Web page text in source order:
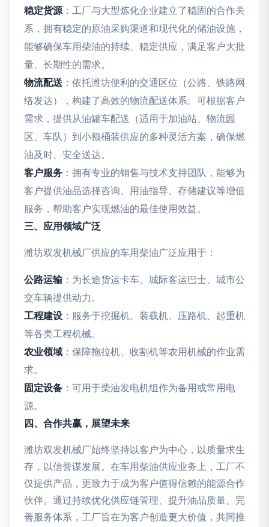
稳定货源：工厂与大型炼化企业建立了稳固的合作关
系，拥有稳定的原油采购渠道和现代化的储油设施，
能够确保车用柴油的持续、稳定供应，满足客户大批
量、长期性的需求。
物流配送 ：依托潍坊便利的交通区位（公路、铁路网
络发达），构建了高效的物流配送体系。可根据客户
需求，提供从油罐车配送（适用于加油站、物流园
区、车队）到小额桶装供应的多种灵活方案，确保燃
油及时、安全送达。
客户服务 ：拥有专业的销售与技术支持团队，能够为
客户提供油品选择咨询、用油指导、存储建议等增值
服务，帮助客户实现燃油的最佳使用效益。
三、应用领域广泛
潍坊双发机械厂供应的车用柴油广泛应用于：
公路运输：为长途货运卡车、城际客运巴士、城市公
交车辆提供动力。
工程建设 ：服务于挖掘机、装载机、压路机、起重机
等各类工程机械。
农业领域 ：保障拖拉机、收割机等农用机械的作业需
求。
固定设备 ：可用于柴油发电机组作为备用或常用电
源。
四、合作共赢，展望未来
潍坊双发机械厂始终坚持以客户为中心，以质量求生
存，以信誉谋发展。在车用柴油供应业务上，工厂不
仅提供产品，更致力于成为客户值得信赖的能源合作
伙伴。通过持续优化供应链管理、提升油品质量、完
善服务体系，工厂旨在为客户创造更大价值，共同推